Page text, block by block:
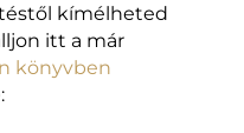
kímélheted
itt a már
könyvben